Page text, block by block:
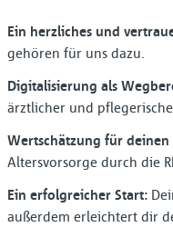
Ein herzliches und
gehören für uns dazu.
Digitalisierung als
ärztlicher und
Wertschätzung für deinen
Altersvorsorge durch die
Ein erfolgreicher Start:
außerdem erleichtert dir